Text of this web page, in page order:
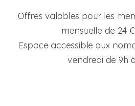
Offres valables pour les
mensuelle de 24
Espace accessible aux
vendredi de 9h